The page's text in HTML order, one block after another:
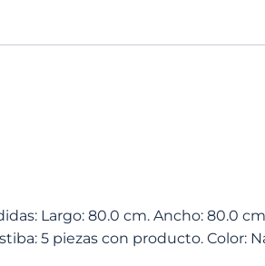
cantidad
Largo: 80.0 cm. Ancho: 80.0
5 piezas con producto. Color: